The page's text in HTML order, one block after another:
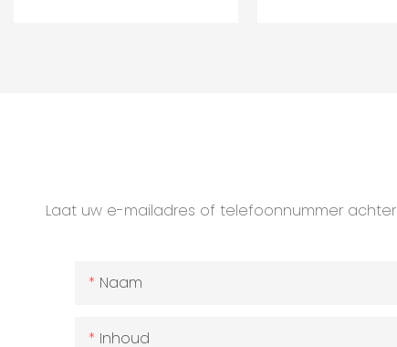
Laat uw e-mailadres of telefoonnummer
Naam
Inhoud